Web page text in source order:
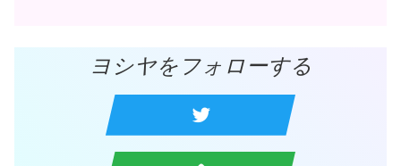
ヨシヤをフォローする